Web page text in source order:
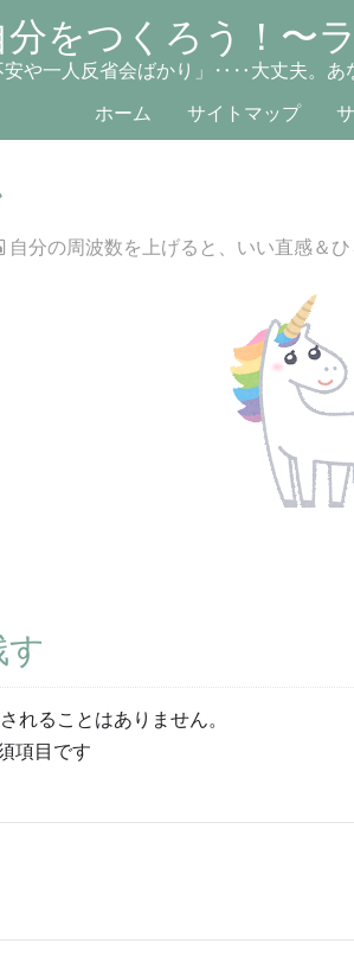
をつくろう！〜
安や一人反省会ばかり」‥‥大丈夫。あ
ホーム
サイトマップ
自分の周波数を上げると、いい直感＆
れることはありません。
項目です